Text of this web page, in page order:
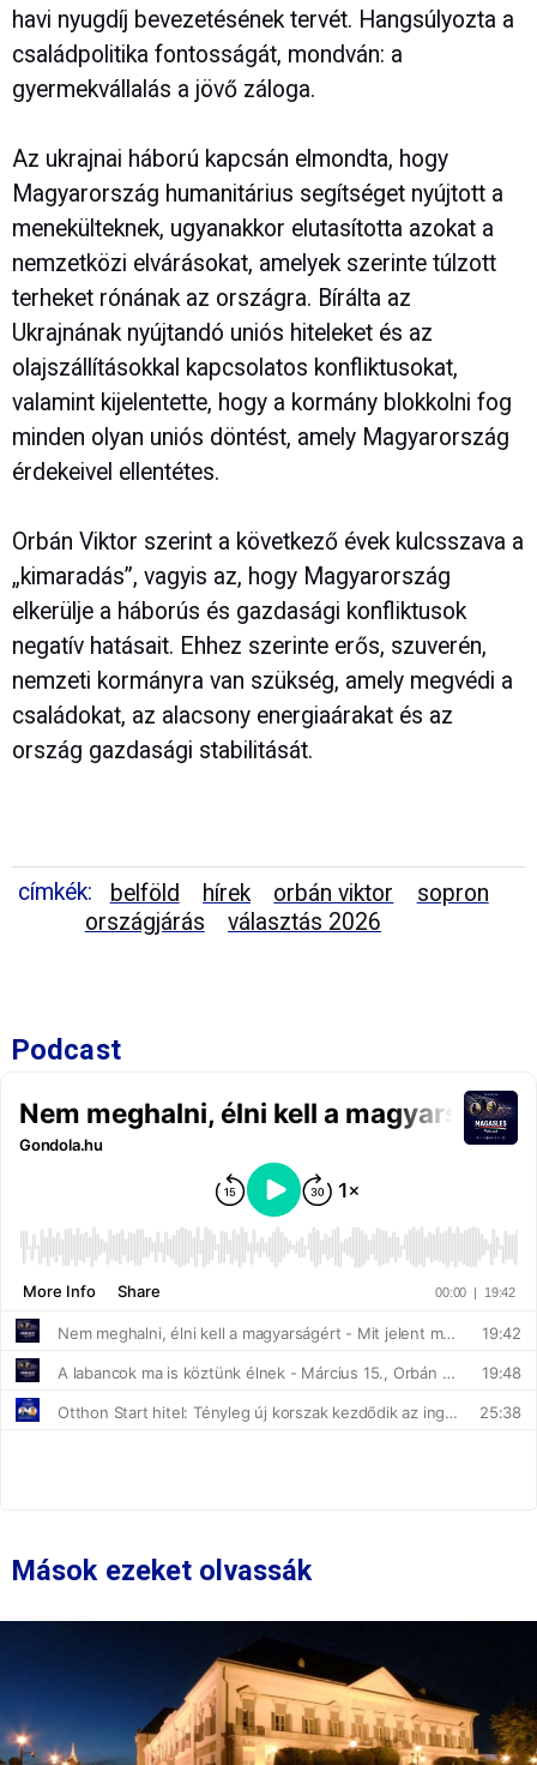
havi nyugdíj bevezetésének tervét. Hangsúlyozta a
családpolitika fontosságát, mondván: a
gyermekvállalás a jövő záloga.
Az ukrajnai háború kapcsán elmondta, hogy
Magyarország humanitárius segítséget nyújtott a
menekülteknek, ugyanakkor elutasította azokat a
nemzetközi elvárásokat, amelyek szerinte túlzott
terheket rónának az országra. Bírálta az
Ukrajnának nyújtandó uniós hiteleket és az
olajszállításokkal kapcsolatos konfliktusokat,
valamint kijelentette, hogy a kormány blokkolni fog
minden olyan uniós döntést, amely Magyarország
érdekeivel ellentétes.
Orbán Viktor szerint a következő évek kulcsszava a
„kimaradás”, vagyis az, hogy Magyarország
elkerülje a háborús és gazdasági konfliktusok
negatív hatásait. Ehhez szerinte erős, szuverén,
nemzeti kormányra van szükség, amely megvédi a
családokat, az alacsony energiaárakat és az
ország gazdasági stabilitását.
címkék: belföld hírek orbán viktor
sopron
országjárás
választás 2026
Podcast
Mások ezeket olvassák